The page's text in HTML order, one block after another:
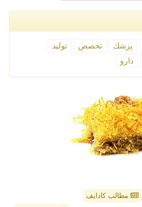
پزشك تخصص
تولید
دارو
مطالب کادایف